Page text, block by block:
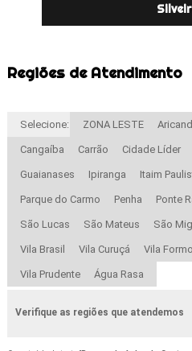
Regiões de Atendimento
Selecione: ZONA LESTE
Cangaíba Carrão Cidade Líder
Guaianases Ipiranga Itaim
Parque do Carmo Penha Ponte
São Lucas São Mateus São
Vila Brasil Vila Curuçá Vila
Vila Prudente Água Rasa
Verifique as regiões que atendemos